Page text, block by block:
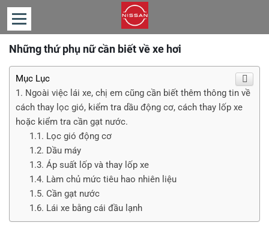
TRANG
GIỚI
THIỆU
SẢN
PHẨM
Những thứ phụ nữ cần biết về xe hơi
Mục Lục
Ngoài việc lái xe, chị em cũng cần biết thêm thông tin về
cách thay lọc gió, kiểm tra dầu động cơ, cách thay lốp xe
hoặc kiểm tra cần gạt nước.
Lọc gió động cơ
Dầu máy
Áp suất lốp và thay lốp xe
Làm chủ mức tiêu hao nhiên liệu
Cần gạt nước
Lái xe bằng cái đầu lạnh